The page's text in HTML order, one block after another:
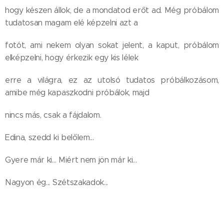
hogy készen állok, de a mondatod erőt ad. Még próbálom
tudatosan magam elé képzelni azt a
fotót, ami nekem olyan sokat jelent, a kaput, próbálom
elképzelni, hogy érkezik egy kis lélek
erre a világra, ez az utolsó tudatos próbálkozásom,
amibe még kapaszkodni próbálok, majd
nincs más, csak a fájdalom.
Edina, szedd ki belőlem...
Gyere már ki... Miért nem jön már ki...
Nagyon ég... Szétszakadok...